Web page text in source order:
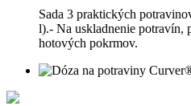
Sada 3 praktických
l).- Na uskladnenie potravín,
hotových pokrmov.